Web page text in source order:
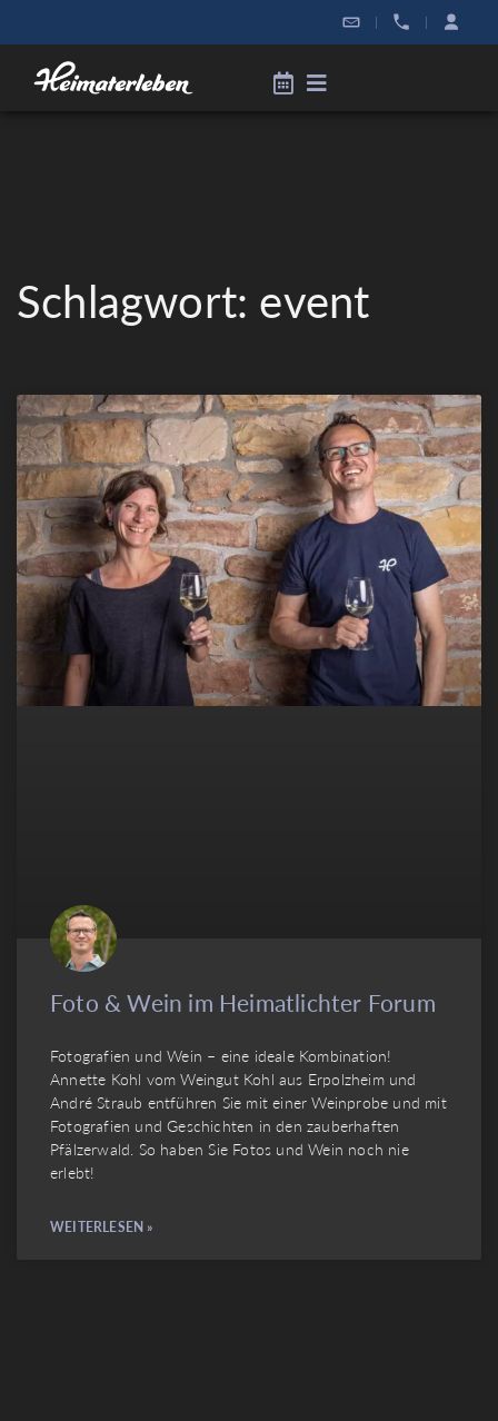
| |
Schlagwort: event
Foto & Wein im Heimatlichter Forum
Fotografien und Wein – eine ideale Kombination!
Annette Kohl vom Weingut Kohl aus Erpolzheim und
André Straub entführen Sie mit einer Weinprobe und mit
Fotografien und Geschichten in den zauberhaften
Pfälzerwald. So haben Sie Fotos und Wein noch nie
erlebt!
WEITERLESEN »